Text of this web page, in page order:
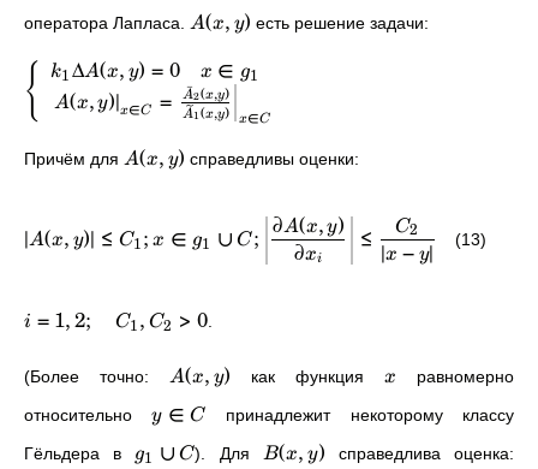
оператора Лапласа. A(x, y) есть решение задачи:
{ k1ΔA(x, y) = 0 x ∈ g1
A(x, y)∣x∈C = A1(x,y)
A
ˉ2(x,y)
x∈C
Причём для A(x, y) справедливы оценки:
∣A(x, y)∣ ≤ C1; x ∈ g1 ∪ C; ∂xi
∂A(x, y) ≤ ∣x − y∣
C2 (13)
i = 1,2; C1, C2 > 0.
(Более точно: A(x, y) как функцияx равномерно
относительноy ∈ C принадлежит некоторому классу
Гёльдера в g1 ∪ C). Для B(x, y) справедлива оценка: